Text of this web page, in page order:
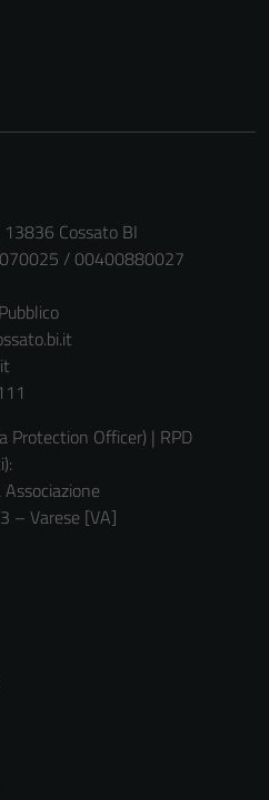
Cossato BI
/ 00400880027
Protection Officer) | RPD
– Varese [VA]
essere
disabilitati.
non raccolgono
informazioni